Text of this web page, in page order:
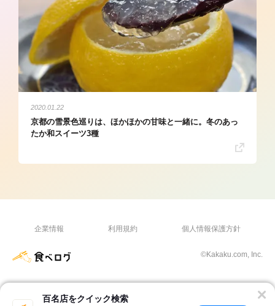
百名店をクイック検索
2020.01.22
京都の雪景色巡りは、ほかほかの甘味と一緒に。冬のあっ
たか和スイーツ3種
企業情報 利用規約 個人情報保護方針
©Kakaku.com, Inc.